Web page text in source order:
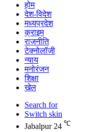
होम
देश-विदेश
मध्यप्रदेश
क्राइम
राजनीति
टेक्नोलॉजी
न्याय
मनोरंजन
शिक्षा
खेल
Search for
Switch skin
Jabalpur 24 ℃